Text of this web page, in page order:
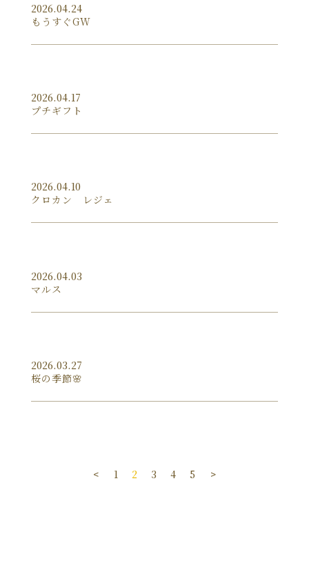
2026.04.24
もうすぐGW
2026.04.17
プチギフト
2026.04.10
クロカン レジェ
2026.04.03
マルス
2026.03.27
桜の季節🌸
< 1 2 3 4 5 >